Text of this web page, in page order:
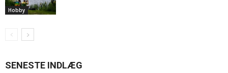
Hobby
SENESTE INDLÆG